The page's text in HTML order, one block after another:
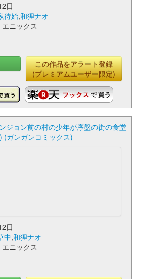
日
待始,和狸ナオ
ニックス
この作品をアラート登録
(プレミアムユーザー限定)
ジョン前の村の少年が序盤の街の食堂
(ガンガンコミックス)
日
中,和狸ナオ
ニックス